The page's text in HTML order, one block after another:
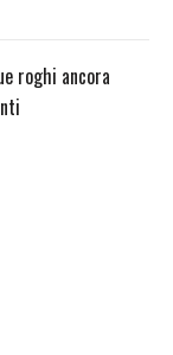
roghi ancora